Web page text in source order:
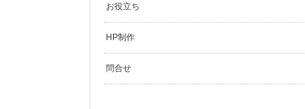
お役立ち
HP制作
問合せ